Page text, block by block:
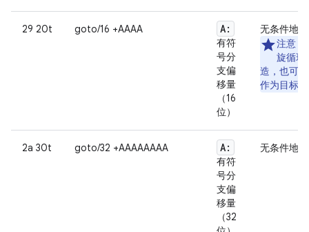
29 20t goto/16 +AAAA A:
有符
号分
支偏
移量
（16
位）
无条件地
注意
旋循
造，也可
作为目标
2a 30t goto/32 +AAAAAAAA A:
有符
号分
支偏
移量
（32
无条件地